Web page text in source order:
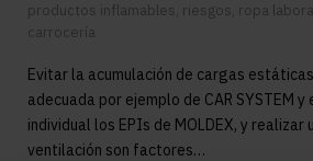
productos inflamables
riesgos ropa
carrocería
Evitar la acumulación de cargas
adecuada por ejemplo de CAR SYSTEM
individual los EPIs de MOLDEX, y realizar
ventilación son factores…